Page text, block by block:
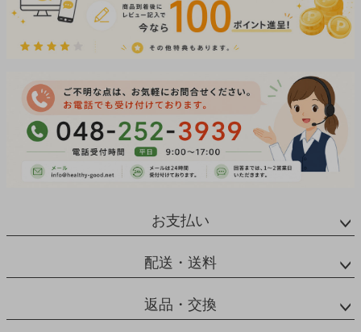
お支払い
配送・送料
返品・交換